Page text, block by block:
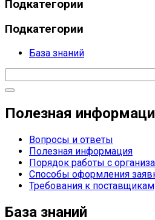
Подкатегории
Подкатегории
База знаний
Полезная
Вопросы и ответы
Полезная информация
Порядок работы с
Способы оформления
Требования к поставщикам
База знаний